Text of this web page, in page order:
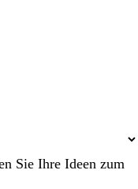
Sie Ihre Ideen zum